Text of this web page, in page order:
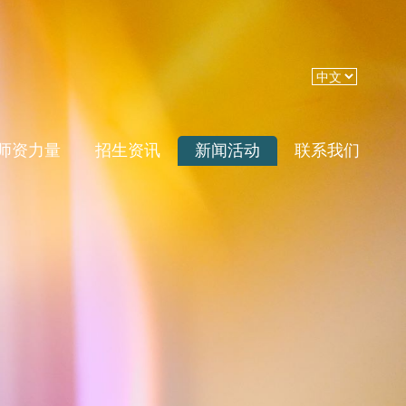
资力量 招生资讯 新闻活动 联系我们